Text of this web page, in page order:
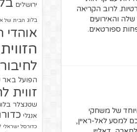
לרוב הקריאה
והאירועים
ספורטאים.
של משחקי
למסע לאל-ראיין,
ירושלים
בלוג הבית של
הזווית
הפועל
זווית
שטנצלר
אנגלי
כדורסל ישראלי